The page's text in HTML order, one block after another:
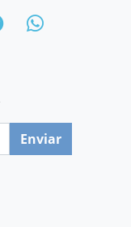
Enviar